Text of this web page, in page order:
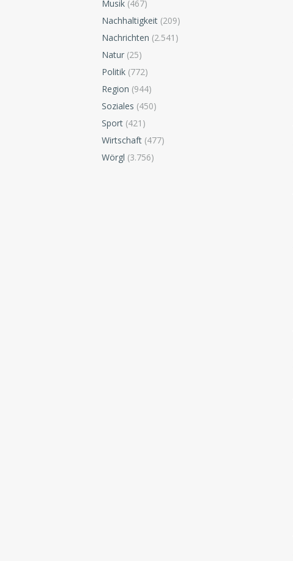
Musik (467)
Nachhaltigkeit (209)
Nachrichten (2.541)
Natur (25)
Politik (772)
Region (944)
Soziales (450)
Sport (421)
Wirtschaft (477)
Wörgl (3.756)